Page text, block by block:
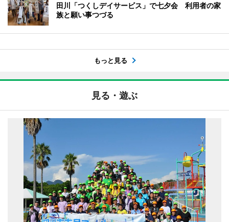
田川「つくしデイサービス」で七夕会 利用者の家
族と願い事つづる
もっと見る
見る・遊ぶ